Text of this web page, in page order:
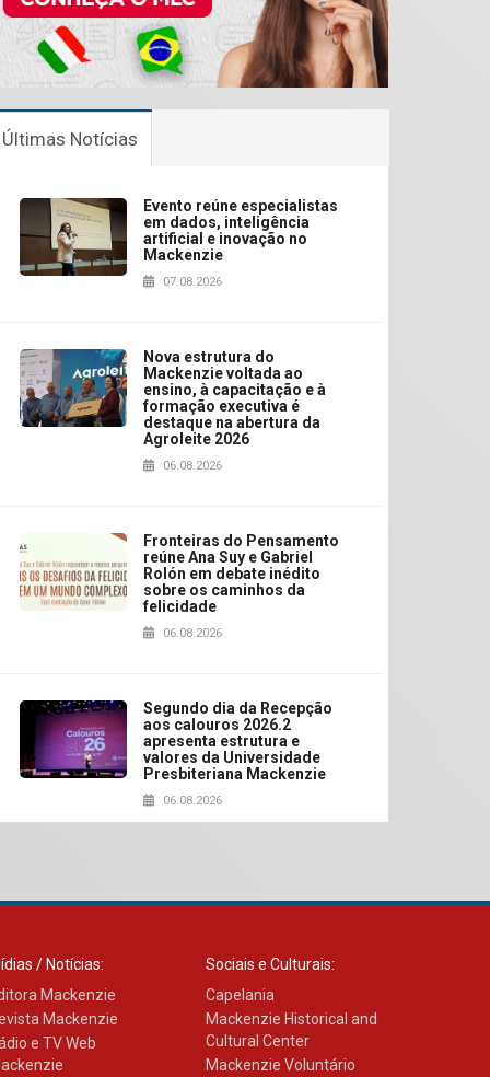
Últimas Notícias
Evento reúne especialistas
em dados, inteligência
artificial e inovação no
Mackenzie
07.08.2026
Nova estrutura do
Mackenzie voltada ao
ensino, à capacitação e à
formação executiva é
destaque na abertura da
Agroleite 2026
06.08.2026
Fronteiras do Pensamento
reúne Ana Suy e Gabriel
Rolón em debate inédito
sobre os caminhos da
felicidade
06.08.2026
Segundo dia da Recepção
aos calouros 2026.2
apresenta estrutura e
valores da Universidade
Presbiteriana Mackenzie
06.08.2026
homenageia artista
Universidade Mackenzie
realizará nova edição da
Feira EducationUSA
/ Notícias:
Mackenzie
Mackenzie
e TV Web
Sociais e Culturais:
Capelania
Mackenzie Historical and
Cultural Center
Mackenzie Voluntário